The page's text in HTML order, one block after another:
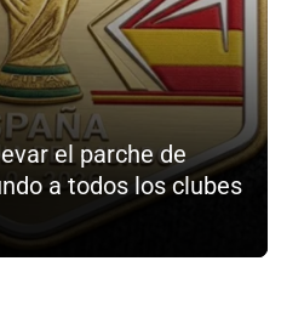
el parche de
a todos los clubes